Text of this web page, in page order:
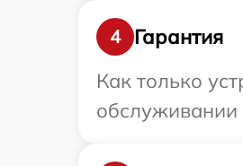
4
Гарантия
Как только
обслуживании